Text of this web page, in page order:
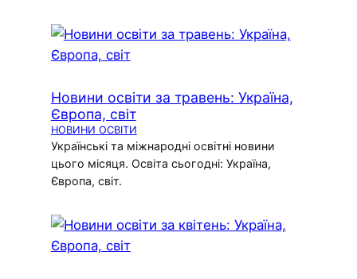
Новини освіти за травень: Україна,
Європа, світ
НОВИНИ ОСВІТИ
Українські та міжнародні освітні новини
цього місяця. Освіта сьогодні: Україна,
Європа, світ.